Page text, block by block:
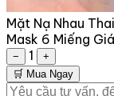
Mặt Nạ Nhau
Mask 6 Miếng
− 1
+
🛒 Mua Ngay